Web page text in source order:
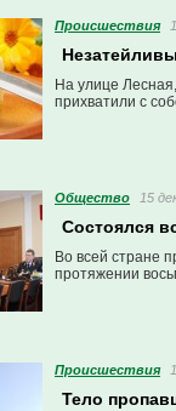
Проиcшествия
На улице
прихватили с
Общество 15
Состоялся
Во всей стране
протяжении
Проиcшествия
Тело